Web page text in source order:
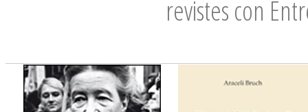
revistes con